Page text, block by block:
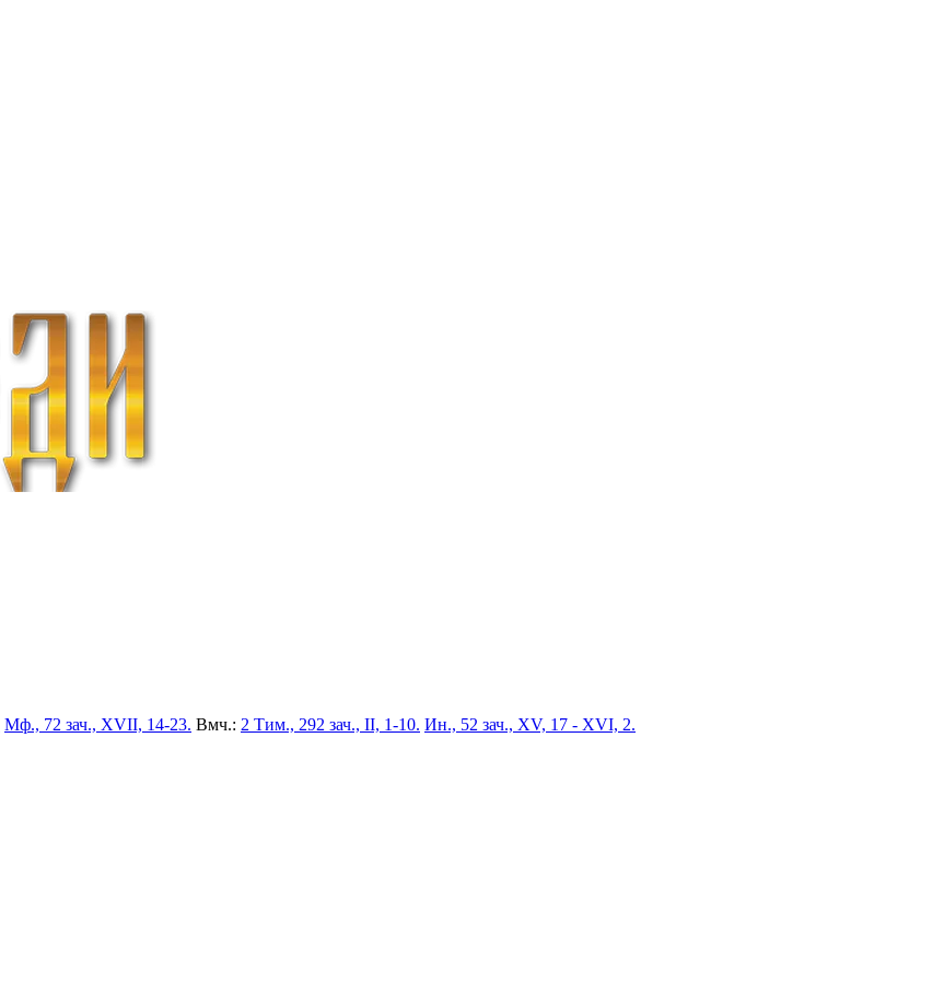
Мф., 72 зач., XVII, 14-23. Вмч.: 2 Тим., 292 зач., II, 1-10. Ин., 52 зач., XV, 17 - XVI, 2.